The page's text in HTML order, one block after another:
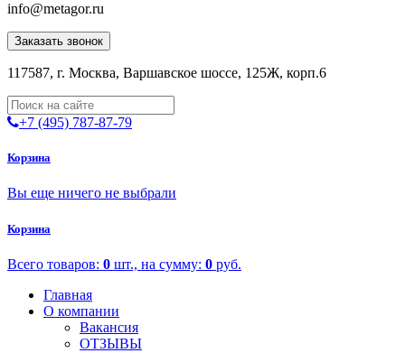
info@metagor.ru
Заказать звонок
117587, г. Москва, Варшавское шоссе, 125Ж, корп.6
+7 (495) 787-87-79
Корзина
Вы еще ничего не выбрали
Корзина
Всего товаров: 0 шт., на сумму: 0 руб.
Главная
О компании
Вакансия
ОТЗЫВЫ